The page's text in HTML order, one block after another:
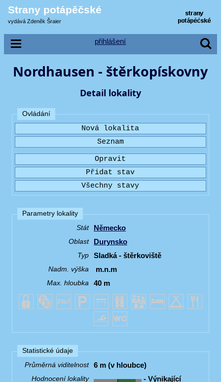
Strany potápěčské
vydává Zdeněk Šraier
přihlášení
Nordhausen - štěrkopískovny
Detail lokality
Ovládání
Parametry lokality
Stát
Německo
Oblast Durynsko
Typ Sladká - štěrkoviště
Nadm. výška m.n.m
Max. hloubka 40 m
Statistické údaje
Průměrná viditelnost
6 m (v hloubce)
Hodnocení lokality
- Výnikající